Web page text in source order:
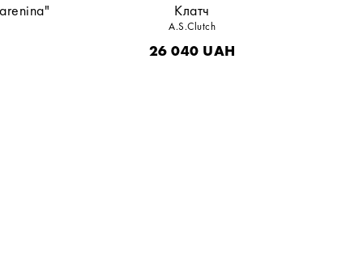
Клатч
A.S.Clutch
26 040 UAH